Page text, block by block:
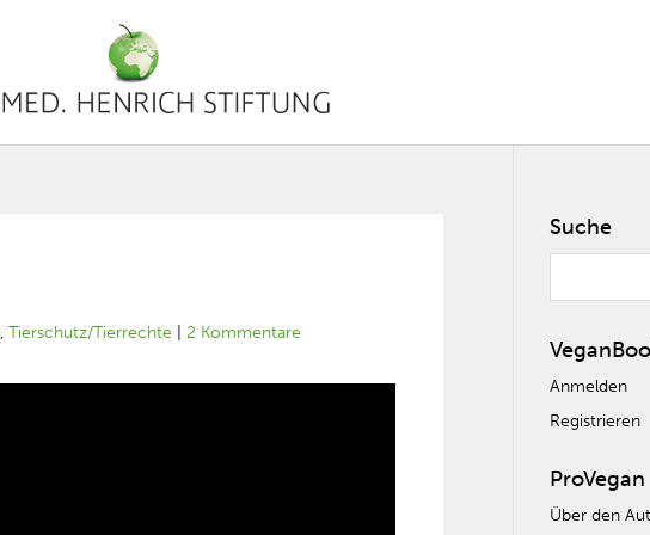
,Tierschutz/Tierrechte |2 Kommentare
Suche
Anmelden
Registrieren
ProVegan
Über den